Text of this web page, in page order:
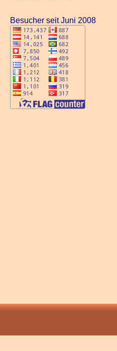
Besucher seit Juni 2008